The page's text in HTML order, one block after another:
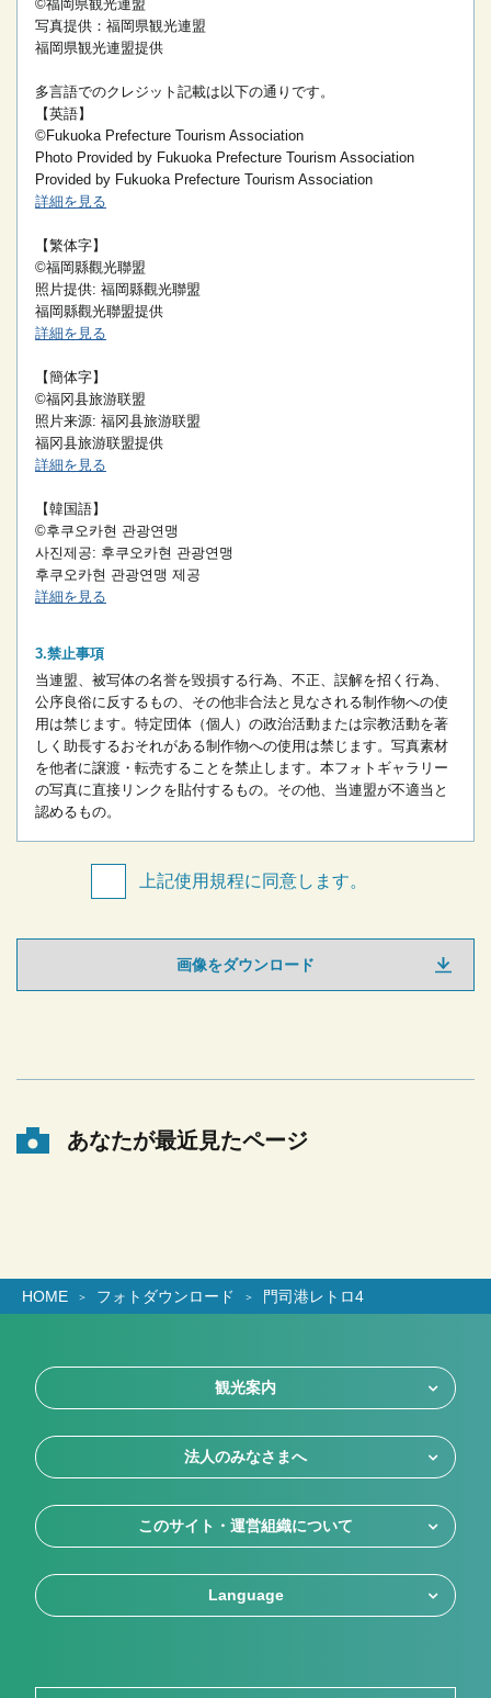
©福岡県観光連盟
写真提供：福岡県観光連盟
福岡県観光連盟提供
多言語でのクレジット記載は以下の通りです。
【英語】
©Fukuoka Prefecture Tourism Association
Photo Provided by Fukuoka Prefecture Tourism Association
Provided by Fukuoka Prefecture Tourism Association
詳細を見る
【繁体字】
©福岡縣觀光聯盟
照片提供: 福岡縣觀光聯盟
福岡縣觀光聯盟提供
詳細を見る
【簡体字】
©福冈县旅游联盟
照片来源: 福冈县旅游联盟
福冈县旅游联盟提供
詳細を見る
【韓国語】
©후쿠오카현 관광연맹
사진제공: 후쿠오카현 관광연맹
후쿠오카현 관광연맹 제공
詳細を見る
禁止事項
当連盟、被写体の名誉を毀損する行為、不正、誤解を招く行為、
公序良俗に反するもの、その他非合法と見なされる制作物への使
用は禁じます。 特定団体（個人）の政治活動または宗教活動を著
しく助長するおそれがある制作物への使用は禁じます。 写真素材
を他者に譲渡・転売することを禁止します。 本フォトギャラリー
の写真に直接リンクを貼付するもの。 その他、当連盟が不適当と
認めるもの。
上記使用規程に同意します。
画像をダウンロード
あなたが最近見たページ
HOME フォトダウンロード 門司港レトロ4
観光案内
法人のみなさまへ
このサイト・運営組織について
Language